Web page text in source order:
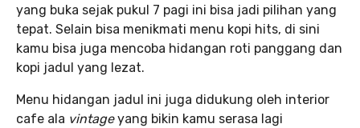
yang buka sejak pukul 7 pagi ini bisa jadi pilihan yang
tepat. Selain bisa menikmati menu kopi hits, di sini
kamu bisa juga mencoba hidangan roti panggang dan
kopi jadul yang lezat.
Menu hidangan jadul ini juga didukung oleh interior
cafe ala vintageyang bikin kamu serasa lagi